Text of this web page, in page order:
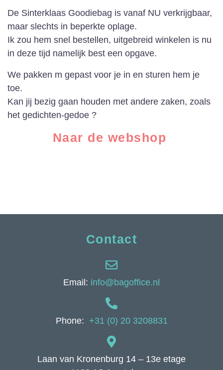
De Sinterklaas Goodiebag is vanaf NU verkrijgbaar,
maar slechts in beperkte oplage.
Ik zou hem snel bestellen, uitgebreid winkelen is nu
in deze tijd namelijk best een opgave.
We pakken m gepast voor je in en sturen hem je
toe.
Kan jij bezig gaan houden met andere zaken, zoals
het gedichten-gedoe ?
Naar de webshop
Contact
Email: info@bagoffice.nl
Phone: +31 (0) 20 3208831
Laan van Kronenburg 14 – 13e etage